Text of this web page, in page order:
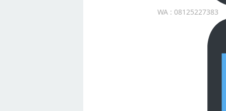
WA : 08125227383